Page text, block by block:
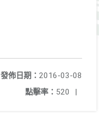
發佈日期： 2016-03-08
點擊率： 520 |